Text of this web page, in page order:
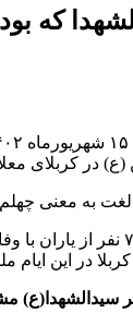
که
در کربلای
چهل روز پس از روز عاشورا، روز شهادت
سیدالشهدا(ع)